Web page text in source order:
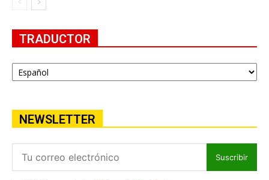
TRADUCTOR
NEWSLETTER
Suscribir